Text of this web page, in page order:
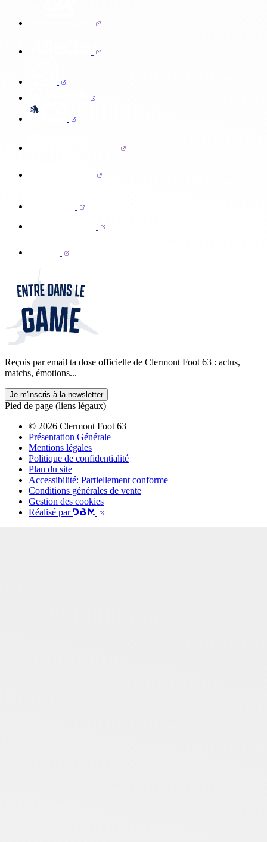
Reçois par email ta dose officielle de Clermont Foot 63 : actus,
matchs, émotions...
Je m'inscris à la newsletter
Pied de page (liens légaux)
© 2026 Clermont Foot 63
Présentation Générale
Mentions légales
Politique de confidentialité
Plan du site
Accessibilité: Partiellement conforme
Conditions générales de vente
Gestion des cookies
Réalisé par